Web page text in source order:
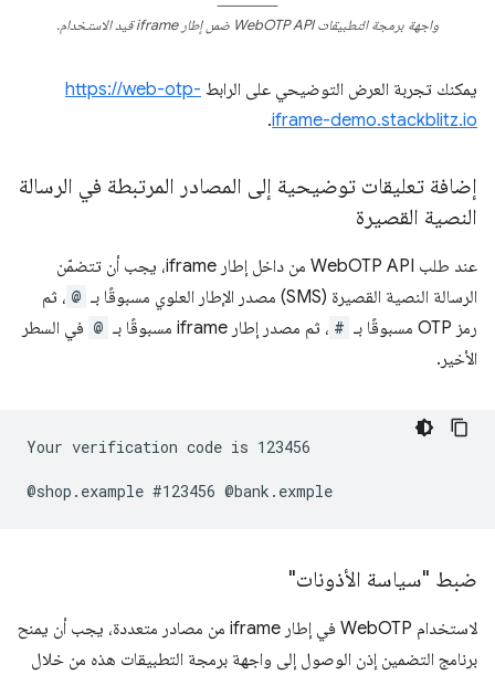
واجهة برمجة التطبيقات WebOTP API ضمن إطار iframe قيد الاستخدام.
يمكنك تجربة العرض التوضيحي على الرابط https://web-otp-
iframe-demo.stackblitz.io
.
إضافة تعليقات توضيحية إلى المصادر المرتبطة في الرسالة
النصية القصيرة
عند طلب WebOTP API من داخل إطار iframe، يجب أن تتضمّن
الرسالة النصية القصيرة (SMS) مصدر الإطار العلوي مسبوقًا بـ
@ ، ثم
رمز OTP مسبوقًا بـ
# ، ثم مصدر إطار iframe مسبوقًا بـ @ في السطر
الأخير.
Your verification code is 123456
ضبط "سياسة الأذونات"
لاستخدام WebOTP في إطار iframe من مصادر متعددة، يجب أن يمنح
برنامج التضمين إذن الوصول إلى واجهة برمجة التطبيقات هذه من خلال